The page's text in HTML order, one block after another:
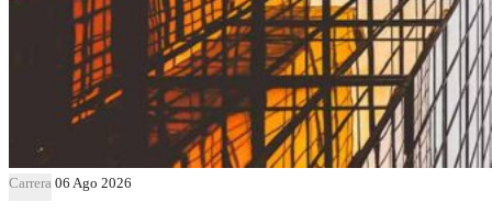
Carrera 06 Ago 2026